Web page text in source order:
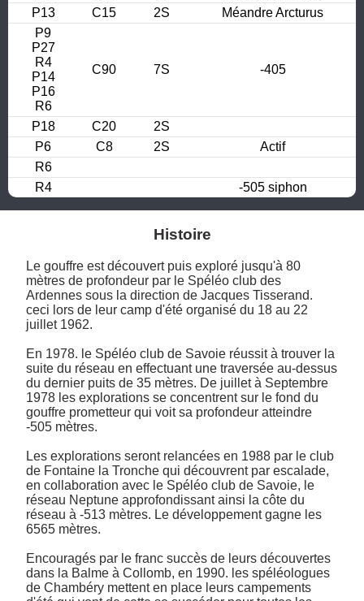
P13
C15 2S
Méandre Arcturus
P9
P27
R4
P14
P16
R6
C90 7S -405
P18 C20
2S
P6
C8 2S
Actif
R6
R4
-505 siphon
Histoire
Le gouffre est découvert puis exploré jusqu'à 80
mètres de profondeur par le Spéléo club des
Ardennes sous la direction de Jacques Tisserand.
ceci lors de leur camp d'été organisé du 18 au 22
juillet 1962.
En 1978. le Spéléo club de Savoie réussit à trouver la
suite du réseau en effectuant une traversée au-dessus
du dernier puits de 35 mètres. De juillet à Septembre
1978 les explorations se concentrent sur le fond du
gouffre prometteur qui voit sa profondeur atteindre
-505 mètres.
Les explorations seront relancées en 1988 par le club
de Fontaine la Tronche qui découvrent par escalade,
en collaboration avec le Spéléo club de Savoie, le
réseau Neptune approfondissant ainsi la côte du
réseau à -513 mètres. Le développement gagne les
6565 mètres.
Encouragés par le franc succès de leurs découvertes
dans la Balme à Collomb, en 1990. les spéléologues
de Chambéry mettent en place leurs campements